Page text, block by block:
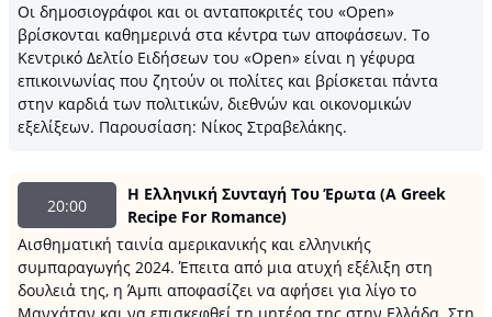
Οι δημοσιογράφοι και οι ανταποκριτές του «Open»
βρίσκονται καθημερινά στα κέντρα των αποφάσεων. Το
Κεντρικό Δελτίο Ειδήσεων του «Open» είναι η γέφυρα
επικοινωνίας που ζητούν οι πολίτες και βρίσκεται πάντα
στην καρδιά των πολιτικών, διεθνών και οικονομικών
εξελίξεων. Παρουσίαση: Νίκος Στραβελάκης.
20:00
Η Ελληνική Συνταγή Του Έρωτα (A Greek
Recipe For Romance)
Αισθηματική ταινία αμερικανικής και ελληνικής
συμπαραγωγής 2024. Έπειτα από μια ατυχή εξέλιξη στη
δουλειά της, η Άμπι αποφασίζει να αφήσει για λίγο το